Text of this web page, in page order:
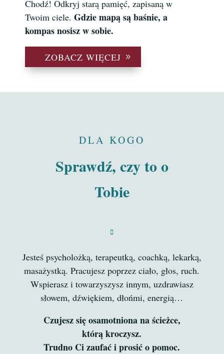
Chodź! Odkryj starą pamięć, zapisaną w
Twoim ciele. Gdzie mapą są baśnie, a
kompas nosisz w sobie.
ZOBACZ WIĘCEJ
DLA KOGO
Sprawdź, czy to o
Tobie

Jesteś psycholożką, terapeutką, coachką, lekarką,
masażystką. Pracujesz poprzez ciało, głos, ruch.
Wspierasz i towarzyszysz innym, uzdrawiasz
słowem, dźwiękiem, dłońmi, energią…
Czujesz się osamotniona na ścieżce,
którą kroczysz.
Trudno Ci zaufać i prosić o pomoc.